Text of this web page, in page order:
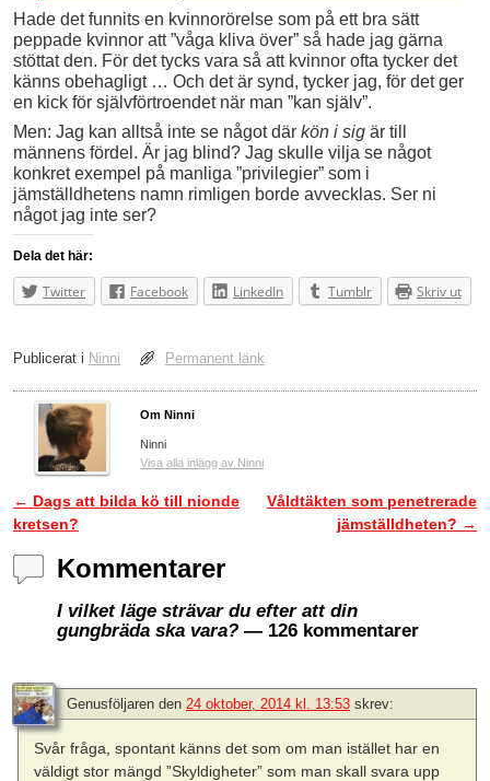
Hade det funnits en kvinnorörelse som på ett bra sätt
peppade kvinnor att ”våga kliva över” så hade jag gärna
stöttat den. För det tycks vara så att kvinnor ofta tycker det
känns obehagligt … Och det är synd, tycker jag, för det ger
en kick för självförtroendet när man ”kan själv”.
Men: Jag kan alltså inte se något där kön i sig är till
männens fördel. Är jag blind? Jag skulle vilja se något
konkret exempel på manliga ”privilegier” som i
jämställdhetens namn rimligen borde avvecklas. Ser ni
något jag inte ser?
Dela det här:
Twitter Facebook LinkedIn Tumblr Skriv ut
Publicerat i Ninni Permanent länk
Om Ninni
Ninni
Visa alla inlägg av Ninni
Inläggsnavigering
← Dags att bilda kö till nionde
kretsen?
Våldtäkten som penetrerade
jämställdheten? →
Kommentarer
I vilket läge strävar du efter att din
gungbräda ska vara? — 126 kommentarer
Genusföljaren den 24 oktober, 2014 kl. 13:53 skrev:
Svår fråga, spontant känns det som om man istället har en
väldigt stor mängd ”Skyldigheter” som man skall svara upp